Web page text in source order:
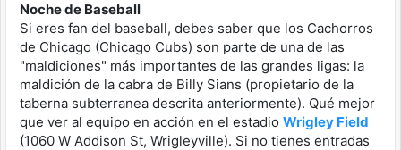
Noche de Baseball
Si eres fan del baseball, debes saber que los Cachorros
de Chicago (Chicago Cubs) son parte de una de las
"maldiciones" más importantes de las grandes ligas: la
maldición de la cabra de Billy Sians (propietario de la
taberna subterranea descrita anteriormente). Qué mejor
que ver al equipo en acción en el estadio Wrigley Field
(1060 W Addison St, Wrigleyville). Si no tienes entradas